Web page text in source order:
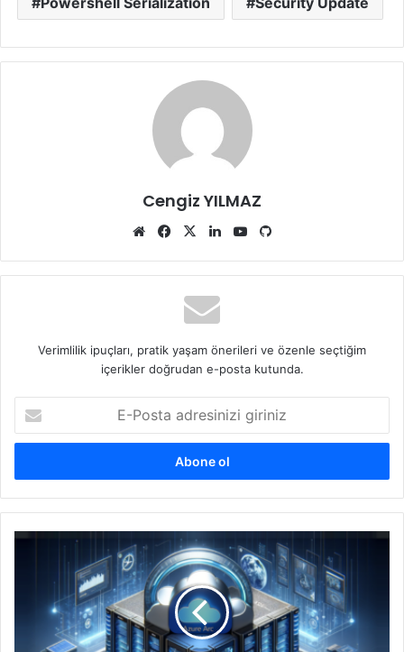
Cengiz YILMAZ
Web
Facebook
X LinkedInYouTube
Verimlilik ipuçları, pratik yaşam önerileri ve özenle seçtiğim
içerikler doğrudan e-posta kutunda.
Posta
adresinizi
Windows
Entegrasyonu: